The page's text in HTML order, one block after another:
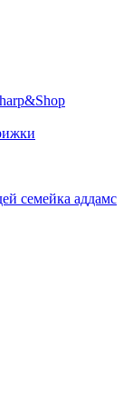
семейка аддамс